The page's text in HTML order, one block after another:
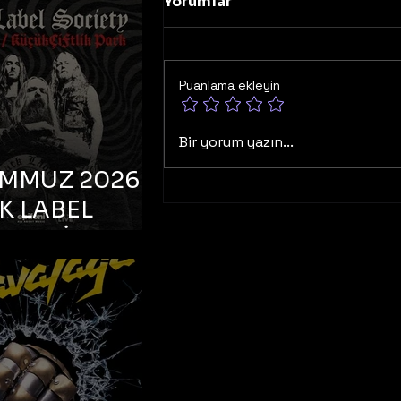
Puanlama ekleyin
Bir yorum yazın...
Bonus
2026 –
LABEL
– İstanbul,
Park